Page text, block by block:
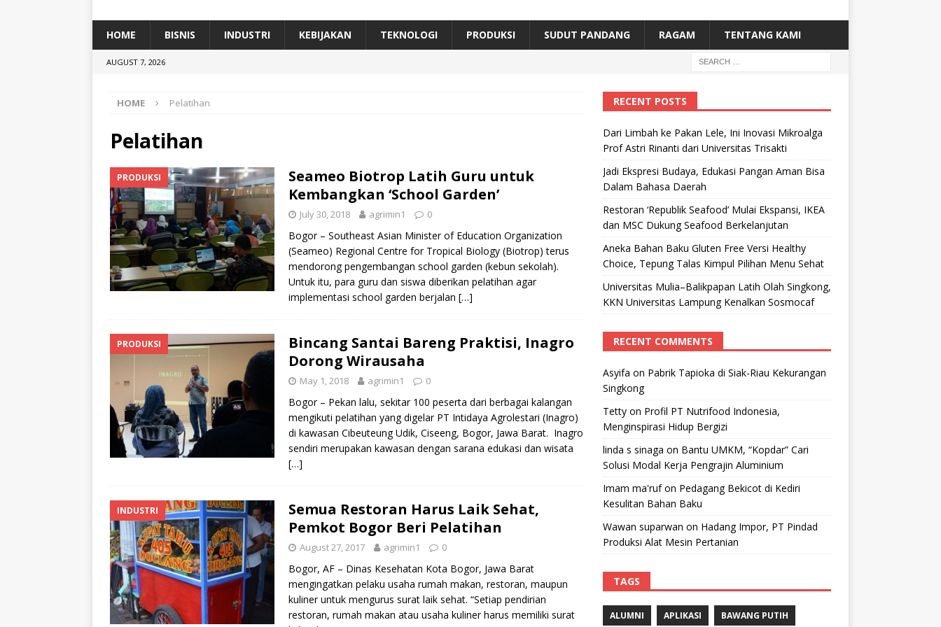
[ July 11, 2026 ] Dari Limbah ke Pakan Lele, Ini Inovasi Mikroalga Prof Astri Rinanti dari Universitas Trisakti
HOME BISNIS INDUSTRI KEBIJAKAN TEKNOLOGI PRODUKSI SUDUT PANDANG RAGAM TENTANG KAMI
AUGUST 7, 2026
HOME Pelatihan
Pelatihan
PRODUKSI
Seameo Biotrop Latih Guru untuk
Kembangkan ‘School Garden’
July 30, 2018 agrimin1 0
Bogor – Southeast Asian Minister of Education Organization
(Seameo) Regional Centre for Tropical Biology (Biotrop) terus
mendorong pengembangan school garden (kebun sekolah).
Untuk itu, para guru dan siswa diberikan pelatihan agar
implementasi school garden berjalan […]
PRODUKSI
Bincang Santai Bareng Praktisi, Inagro
Dorong Wirausaha
May 1, 2018 agrimin1 0
Bogor – Pekan lalu, sekitar 100 peserta dari berbagai kalangan
mengikuti pelatihan yang digelar PT Intidaya Agrolestari (Inagro)
di kawasan Cibeuteung Udik, Ciseeng, Bogor, Jawa Barat. Inagro
sendiri merupakan kawasan dengan sarana edukasi dan wisata
[…]
INDUSTRI
Semua Restoran Harus Laik Sehat,
Pemkot Bogor Beri Pelatihan
August 27, 2017 agrimin1 0
Bogor, AF – Dinas Kesehatan Kota Bogor, Jawa Barat
mengingatkan pelaku usaha rumah makan, restoran, maupun
kuliner untuk mengurus surat laik sehat. “Setiap pendirian
restoran, rumah makan atau usaha kuliner harus memiliki surat
RECENT POSTS
Dari Limbah ke Pakan Lele, Ini Inovasi Mikroalga
Prof Astri Rinanti dari Universitas Trisakti
Jadi Ekspresi Budaya, Edukasi Pangan Aman Bisa
Dalam Bahasa Daerah
Restoran ‘Republik Seafood’ Mulai Ekspansi, IKEA
dan MSC Dukung Seafood Berkelanjutan
Aneka Bahan Baku Gluten Free Versi Healthy
Choice, Tepung Talas Kimpul Pilihan Menu Sehat
Universitas Mulia–Balikpapan Latih Olah Singkong,
KKN Universitas Lampung Kenalkan Sosmocaf
RECENT COMMENTS
Asyifa on Pabrik Tapioka di Siak-Riau Kekurangan
Singkong
Tettyon Profil PT Nutrifood Indonesia,
Menginspirasi Hidup Bergizi
linda s sinaga on Bantu UMKM, “Kopdar” Cari
Solusi Modal Kerja Pengrajin Aluminium
Imam ma'rufon Pedagang Bekicot di Kediri
Kesulitan Bahan Baku
Wawan suparwan on Hadang Impor, PT Pindad
Produksi Alat Mesin Pertanian
TAGS
ALUMNI APLIKASI BAWANG PUTIH